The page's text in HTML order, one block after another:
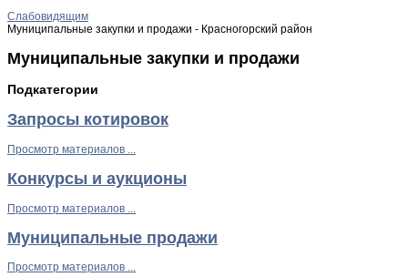
Слабовидящим
Муниципальные закупки и продажи - Красногорский район
Муниципальные закупки и продажи
Подкатегории
Запросы котировок
Просмотр материалов ...
Конкурсы и аукционы
Просмотр материалов ...
Муниципальные продажи
Просмотр материалов ...